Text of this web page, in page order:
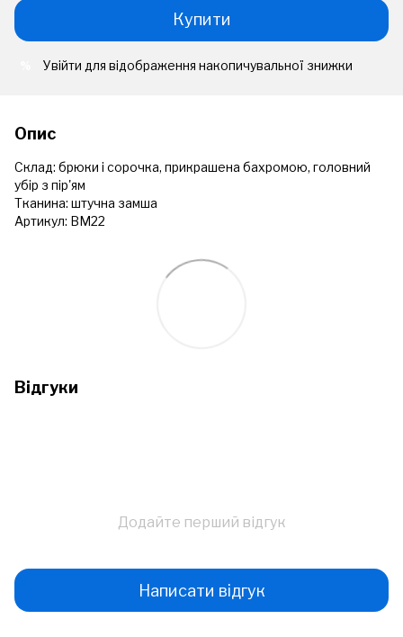
Купити
Увійти для відображення накопичувальної знижки
Опис
Склад: брюки і сорочка, прикрашена бахромою, головний
убір з пір'ям
Тканина: штучна замша
Артикул: ВМ22
Відгуки
Додайте перший відгук
Написати відгук